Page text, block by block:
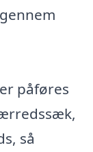
påføres
så